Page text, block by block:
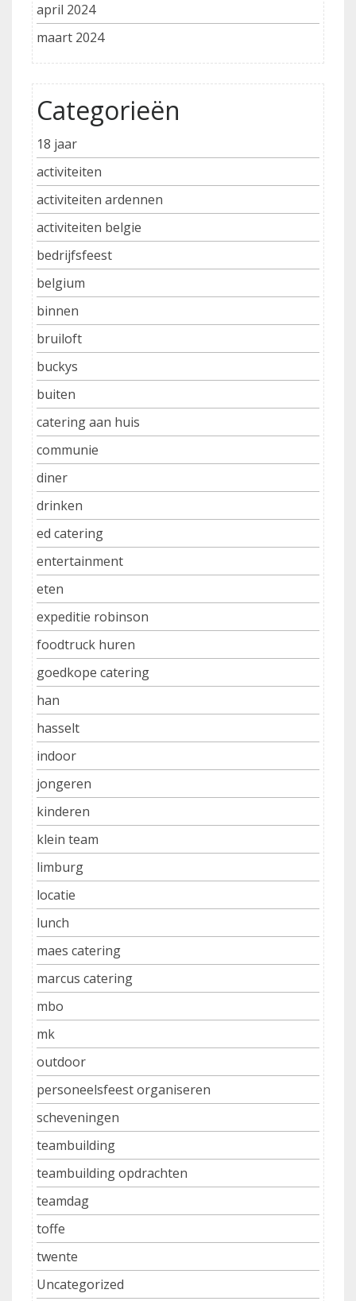
april 2024
maart 2024
Categorieën
18 jaar
activiteiten
activiteiten ardennen
activiteiten belgie
bedrijfsfeest
belgium
binnen
bruiloft
buckys
buiten
catering aan huis
communie
diner
drinken
ed catering
entertainment
eten
expeditie robinson
foodtruck huren
goedkope catering
han
hasselt
indoor
jongeren
kinderen
klein team
limburg
locatie
lunch
maes catering
marcus catering
mbo
mk
outdoor
personeelsfeest organiseren
scheveningen
teambuilding
teambuilding opdrachten
teamdag
toffe
twente
Uncategorized